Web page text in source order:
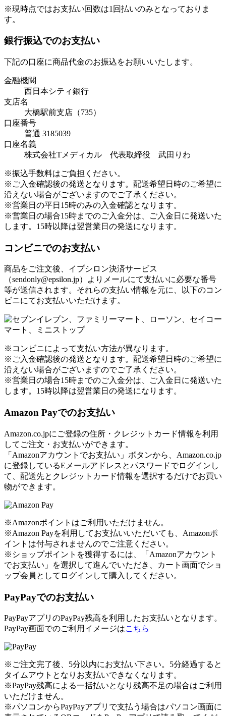
※現時点ではお支払い回数は1回払いのみとなっておりま
す。
銀行振込でのお支払い
下記の口座に商品代金のお振込をお願いいたします。
金融機関
西日本シティ銀行
支店名
大橋駅前支店（735）
口座番号
普通 3185039
口座名義
株式会社Tメディカル 代表取締役 武田りわ
※振込手数料はご負担ください。
※ご入金確認後の発送となります。配送希望日時のご希望に
沿えない場合がございますのでご了承ください。
※営業日の平日15時のみの入金確認となります。
※営業日の場合15時までのご入金分は、ご入金日に発送いた
します。15時以降は翌営業日の発送になります。
コンビニでのお支払い
商品をご注文後、イプシロン決済サービス
（sendonly@epsilon.jp）よりメールにて支払いに必要な番号
等が送信されます。それらの支払い情報を元に、以下のコン
ビニにてお支払いいただけます。
※コンビニによって支払い方法が異なります。
※ご入金確認後の発送となります。配送希望日時のご希望に
沿えない場合がございますのでご了承ください。
※営業日の場合15時までのご入金分は、ご入金日に発送いた
します。15時以降は翌営業日の発送になります。
Amazon Payでのお支払い
Amazon.co.jpにご登録の住所・クレジットカード情報を利用
してご注文・お支払いができます。
「Amazonアカウントでお支払い」ボタンから、Amazon.co.jp
に登録しているEメールアドレスとパスワードでログインし
て、配送先とクレジットカード情報を選択するだけでお買い
物ができます。
※Amazonポイントはご利用いただけません。
※Amazon Payを利用してお支払いいただいても、Amazonポ
イントは付与されませんのでご注意ください。
※ショップポイントを獲得するには、「Amazonアカウント
でお支払い」を選択して進んでいただき、カート画面でショ
ップ会員としてログインして購入してください。
PayPayでのお支払い
PayPayアプリのPayPay残高を利用したお支払いとなります。
PayPay画面でのご利用イメージはこちら
※ご注文完了後、5分以内にお支払い下さい。5分経過すると
タイムアウトとなりお支払いできなくなります。
※PayPay残高による一括払いとなり残高不足の場合はご利用
いただけません。
※パソコンからPayPayアプリで支払う場合はパソコン画面に